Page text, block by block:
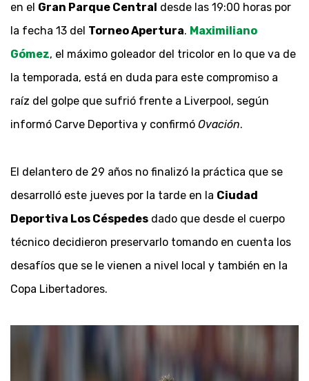
en el Gran Parque Central desde las 19:00 horas por
la fecha 13 del Torneo Apertura. Maximiliano
Gómez, el máximo goleador del tricolor en lo que va de
la temporada, está en duda para este compromiso a
raíz del golpe que sufrió frente a Liverpool, según
informó Carve Deportiva y confirmó Ovación.
El delantero de 29 años no finalizó la práctica que se
desarrolló este jueves por la tarde en la Ciudad
Deportiva Los Céspedes dado que desde el cuerpo
técnico decidieron preservarlo tomando en cuenta los
desafíos que se le vienen a nivel local y también en la
Copa Libertadores.